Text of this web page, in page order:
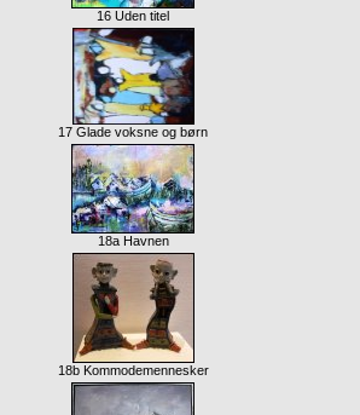
16 Uden titel
17 Glade voksne og børn
18a Havnen
18b Kommodemennesker